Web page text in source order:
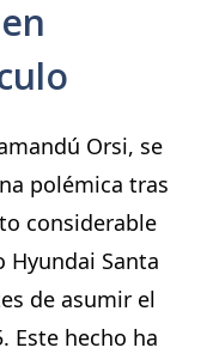
Orsi, se
polémica tras
considerable
Hyundai Santa
de asumir el
Este hecho ha